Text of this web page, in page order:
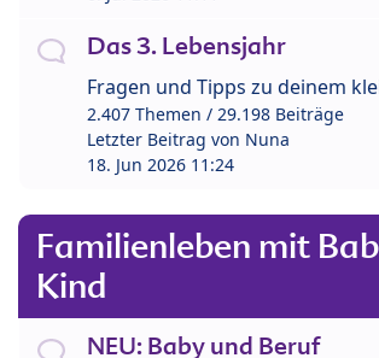
Das 3. Lebensjahr
Fragen und Tipps zu deinem
2.407 Themen / 29.198 Beiträge
Letzter Beitrag von Nuna
18. Jun 2026 11:24
Familienleben mit
Kind
NEU: Baby und Beruf